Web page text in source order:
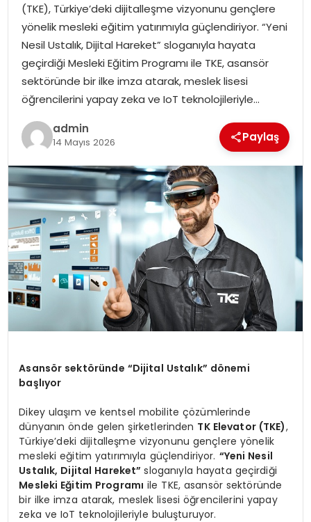
SPOR
TEKNOLOJI
EĞITIM
GENEL
(TKE), Türkiye’deki dijitalleşme vizyonunu gençlere
yönelik mesleki eğitim yatırımıyla güçlendiriyor. “Yeni
Nesil Ustalık, Dijital Hareket” sloganıyla hayata
geçirdiği Mesleki Eğitim Programı ile TKE, asansör
sektöründe bir ilke imza atarak, meslek lisesi
öğrencilerini yapay zeka ve IoT teknolojileriyle…
admin
14 Mayıs 2026 Paylaş
Asansör sektöründe “Dijital Ustalık” dönemi
başlıyor
Dikey ulaşım ve kentsel mobilite çözümlerinde
dünyanın önde gelen şirketlerinden TK Elevator (TKE),
Türkiye’deki dijitalleşme vizyonunu gençlere yönelik
mesleki eğitim yatırımıyla güçlendiriyor. “Yeni Nesil
Ustalık, Dijital Hareket”sloganıyla hayata geçirdiği
Mesleki Eğitim Programı ile TKE, asansör sektöründe
bir ilke imza atarak, meslek lisesi öğrencilerini yapay
zeka ve IoT teknolojileriyle buluşturuyor.